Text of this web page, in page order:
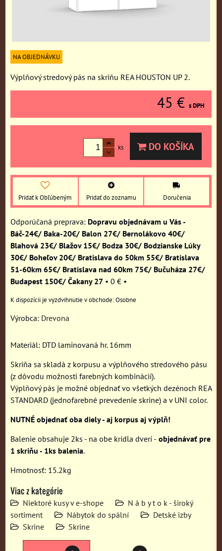
NA OBJEDNÁVKU
Výplňový stredový pás na skriňu REA HOUSTON UP 2.
45 € s DPH
ks DO KOŠÍKA
Pridať k Obľúbeným Pridať do zoznamu Doručenia
Dopravu objednávam u Vás -
Báč-24€/ Baka-20€/ Balon 27€/ Bernolákovo 40€/
Blahová 23€/ Blažov 15€/ Bodza 30€/ Bodzianske Lúky
30€/ Boheľov 20€/ Bratislava do 50km 55€/ Bratislava
51-60km 65€/ Bratislava nad 60km 75€/ Bučuháza 27€/
Budapest 150€/ Čakany 27 • 0 € •
Osobne
Výrobca: Drevona
Materiál: DTD laminovaná hr. 16mm
Skriňa sa skladá z korpusu a výplňového stredového pásu
(z dôvodu možnosti farebných kombinácií).
Výplňový pás je možné objednať vo všetkých dezénoch REA
STANDARD (jednofarebné prevedenie skrine) a v UNI color.
NUTNÉ objednať oba diely - aj korpus aj výplň!
Balenie obsahuje 2ks - na obe krídla dverí - objednávať pre
1 skriňu - 1ks balenia.
Hmotnosť: 15.2kg
Viac z kategórie
Niektoré kusy v e-shope
N á b y t o k - široký
sortiment
Nábytok do spální
Detské izby
Skrine
Skrine